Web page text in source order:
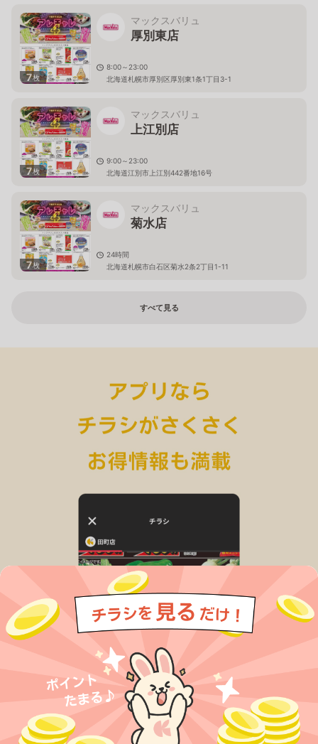
7枚
マックスバリュ
厚別東店
8:00～23:00
北海道札幌市厚別区厚別東1条1丁目3-1
7枚
マックスバリュ
上江別店
9:00～23:00
北海道江別市上江別442番地16号
7枚
マックスバリュ
菊水店
24時間
北海道札幌市白石区菊水2条2丁目1-11
すべて見る